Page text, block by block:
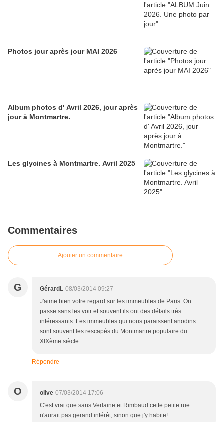
Photos jour après jour MAI 2026
Album photos d' Avril 2026, jour après
jour à Montmartre.
Les glycines à Montmartre. Avril 2025
Commentaires
Ajouter un commentaire
G GérardL 08/03/2014 09:27
J'aime bien votre regard sur les immeubles de Paris. On
passe sans les voir et souvent ils ont des détails très
intéressants. Les immeubles qui nous paraissent anodins
sont souvent les rescapés du Montmartre populaire du
XIXème siècle.
Répondre
O olive 07/03/2014 17:06
C'est vrai que sans Verlaine et Rimbaud cette petite rue
n'aurait pas gerand intérêt, sinon que j'y habite!